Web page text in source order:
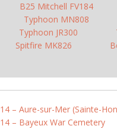
B25 Mitchell FV184
Typhoon MN808
Typhoon JR300
Spitfire MK826
14 – Aure-sur-Mer (Sainte-
14 – Bayeux War Cemetery